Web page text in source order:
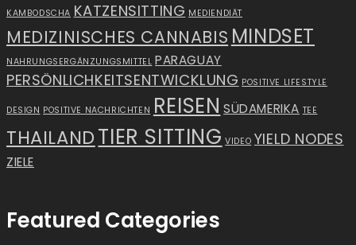
KAMBODSCHA KATZENSITTING MEDIENDIÄT
MEDIZINISCHES CANNABIS MINDSET
NAHRUNGSERGÄNZUNGSMITTEL PARAGUAY
PERSÖNLICHKEITSENTWICKLUNG POSITIVE LIFESTYLE
DESIGN POSITIVE NACHRICHTEN REISEN SÜDAMERIKA TEE
THAILANDTIER SITTING VIDEO YIELD NODES
ZIELE
Featured Categories